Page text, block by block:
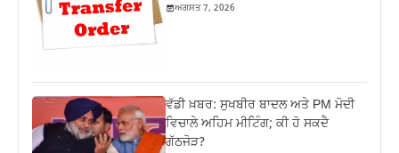
ਅਗਸਤ 7, 2026
ਵੱਡੀ ਖ਼ਬਰ: ਸੁਖਬੀਰ ਬਾਦਲ ਅਤੇ PM ਮੋਦੀ
ਵਿਚਾਲੇ ਅਹਿਮ ਮੀਟਿੰਗ; ਕੀ ਹੋ ਸਕਦੈ
ਗੱਠਜੋੜ?